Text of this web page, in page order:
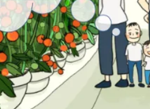
ビジネス・起業
まちづくり・地域活性化